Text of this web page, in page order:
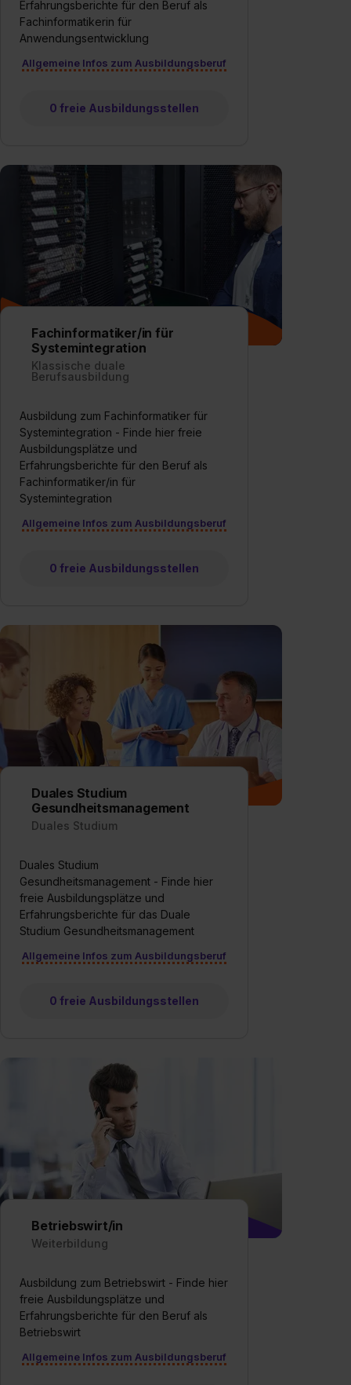
Erfahrungsberichte für den Beruf als
Fachinformatikerin für
Anwendungsentwicklung
Allgemeine Infos zum Ausbildungsberuf
0 freie Ausbildungsstellen
Fachinformatiker/in für
Systemintegration
Klassische duale
Berufsausbildung
Ausbildung zum Fachinformatiker für
Systemintegration - Finde hier freie
Ausbildungsplätze und
Erfahrungsberichte für den Beruf als
Fachinformatiker/in für
Systemintegration
Allgemeine Infos zum Ausbildungsberuf
0 freie Ausbildungsstellen
Duales Studium
Gesundheitsmanagement
Duales Studium
Duales Studium
Gesundheitsmanagement - Finde hier
freie Ausbildungsplätze und
Erfahrungsberichte für das Duale
Studium Gesundheitsmanagement
Allgemeine Infos zum Ausbildungsberuf
0 freie Ausbildungsstellen
Betriebswirt/in
Weiterbildung
Ausbildung zum Betriebswirt - Finde hier
freie Ausbildungsplätze und
Erfahrungsberichte für den Beruf als
Betriebswirt
Allgemeine Infos zum Ausbildungsberuf